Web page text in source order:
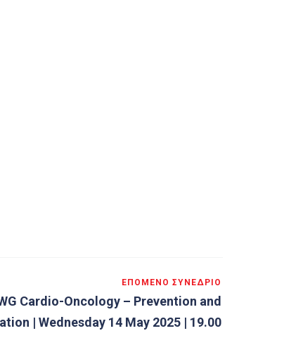
ΕΠΌΜΕΝΟ ΣΥΝΈΔΡΙΟ
Cardio-Oncology – Prevention and
| Wednesday 14 May 2025 | 19.00